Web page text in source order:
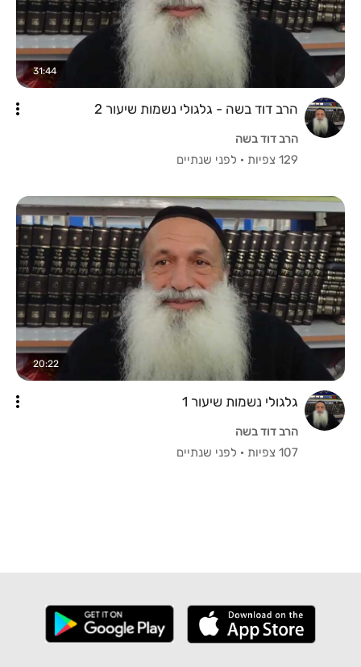
31:44
הרב דוד בשה - גלגולי נשמות שיעור 2
הרב דוד בשה
129 צפיות
· לפני שנתיים
20:22
גלגולי נשמות שיעור 1
הרב דוד בשה
107 צפיות
· לפני שנתיים